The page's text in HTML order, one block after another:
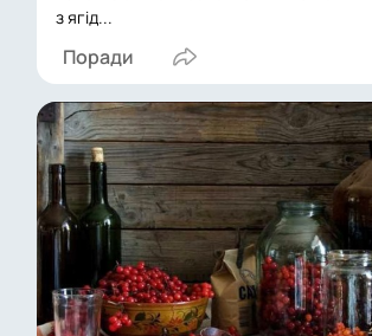
з ягід...
Поради